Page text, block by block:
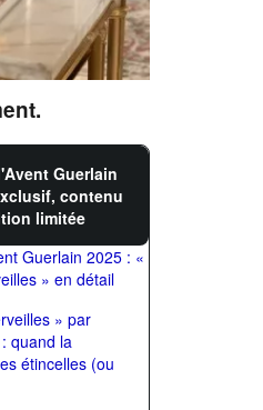
Guerlain
contenu
limitée
Guerlain 2025 : «
» en détail
» par
quand la
étincelles (ou